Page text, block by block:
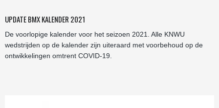
UPDATE BMX KALENDER 2021
De voorlopige kalender voor het seizoen 2021. Alle KNWU
wedstrijden op de kalender zijn uiteraard met voorbehoud op de
ontwikkelingen omtrent COVID-19.